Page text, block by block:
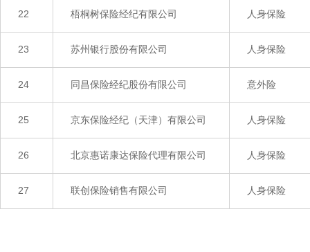
22 梧桐树保险经纪有限公司 人身保险
23 苏州银行股份有限公司 人身保险
24 同昌保险经纪股份有限公司 意外险
25 京东保险经纪（天津）有限公司 人身保险
26 北京惠诺康达保险代理有限公司 人身保险
27 联创保险销售有限公司 人身保险